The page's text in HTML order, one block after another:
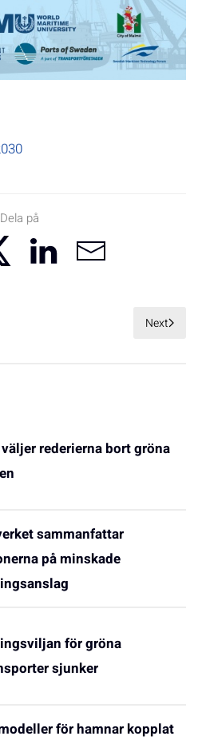
Dela på
Next
rederierna bort gröna
sammanfattar
på minskade
för gröna
sjunker
för hamnar kopplat